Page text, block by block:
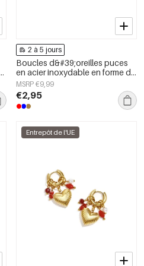
2 à 5 jours
Boucles d&#39;oreilles puces
en acier inoxydable en forme de
cœur, collection Daily Simple,
bijoux pour femmes
MSRP €9,99
€2,95
Entrepôt de l'UE